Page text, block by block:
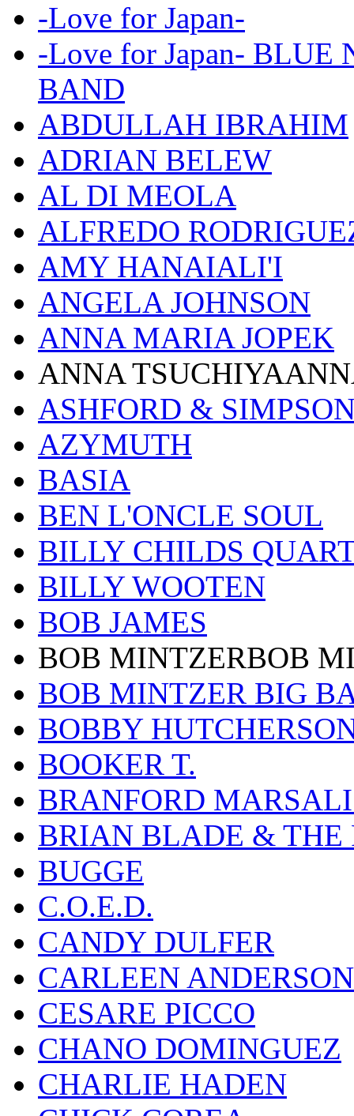
-Love for Japan-
-Love for Japan- BLUE
BAND
ABDULLAH IBRAHIM
ADRIAN BELEW
AL DI MEOLA
ALFREDO
AMY HANAIALI'I
ANGELA JOHNSON
ANNA MARIA JOPEK
ANNA
ASHFORD &
AZYMUTH
BASIA
BEN L'ONCLE SOUL
BILLY CHILDS
BILLY WOOTEN
BOB JAMES
BOB MINTZERBOB
BOB MINTZER BIG
BOBBY
BOOKER T.
BRANFORD
BRIAN BLADE & THE
BUGGE
C.O.E.D.
CANDY DULFER
CARLEEN ANDERSON
CESARE PICCO
CHANO DOMINGUEZ
CHARLIE HADEN